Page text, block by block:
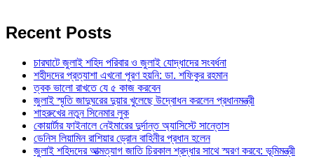
Recent Posts
চারঘাটে জুলাই শহিদ পরিবার ও জুলাই যোদ্ধাদের সংবর্ধনা
শহীদদের প্রত্যাশা এখনো পূরণ হয়নি: ডা. শফিকুর রহমান
ত্বক ভালো রাখতে যে ৫ কাজ করবেন
জুলাই স্মৃতি জাদুঘরের দুয়ার খুলেছে উদ্বোধন করলেন প্রধানমন্ত্রী
শাহরুখের নতুন সিনেমার লুক
কোয়ার্টার ফাইনালে নেইমারের দুর্দান্ত অ্যাসিস্টে সান্তোস
ডেনিস লিয়ামিন রাশিয়ার ড্রোন বাহিনীর প্রধান হলেন
জুলাই শহিদদের আত্মত্যাগ জাতি চিরকাল শ্রদ্ধার সাথে স্মরণ করবে: ভূমিমন্ত্রী